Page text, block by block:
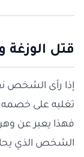
قتل الوزغة
إذا رأى الشخص
تغلبه على خصمه.
فهذا يعبر عن
الشخص الذي